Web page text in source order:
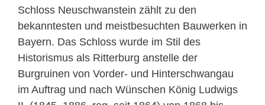
Schloss Neuschwanstein zählt zu den
bekanntesten und meistbesuchten Bauwerken in
Bayern. Das Schloss wurde im Stil des
Historismus als Ritterburg anstelle der
Burgruinen von Vorder- und Hinterschwangau
im Auftrag und nach Wünschen König Ludwigs